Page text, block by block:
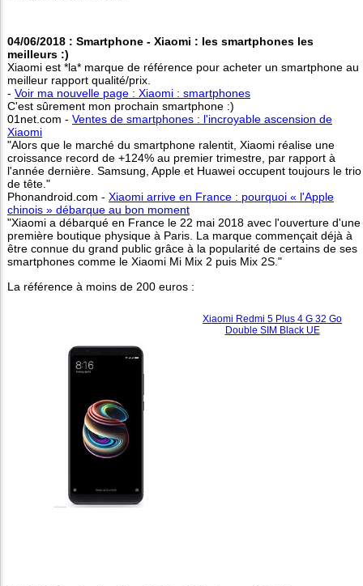
04/06/2018 : Smartphone - Xiaomi : les smartphones les
meilleurs :)
Xiaomi est *la* marque de référence pour acheter un smartphone au
meilleur rapport qualité/prix.
- Voir ma nouvelle page : Xiaomi : smartphones
C'est sûrement mon prochain smartphone :)
01net.com - Ventes de smartphones : l'incroyable ascension de
Xiaomi
"Alors que le marché du smartphone ralentit, Xiaomi réalise une
croissance record de +124% au premier trimestre, par rapport à
l'année dernière. Samsung, Apple et Huawei occupent toujours le trio
de tête."
Phonandroid.com - Xiaomi arrive en France : pourquoi « l'Apple
chinois » débarque au bon moment
"Xiaomi a débarqué en France le 22 mai 2018 avec l'ouverture d'une
première boutique physique à Paris. La marque commençait déjà à
être connue du grand public grâce à la popularité de certains de ses
smartphones comme le Xiaomi Mi Mix 2 puis Mix 2S."
La référence à moins de 200 euros :
Xiaomi Redmi 5 Plus 4 G 32 Go
Double SIM Black UE